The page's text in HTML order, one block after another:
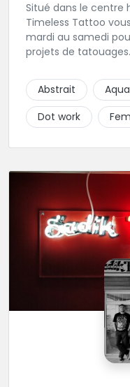
Situé dans le centre
Timeless Tattoo
mardi au samedi
projets de
sans failles.
old school, mais
réalisation de pièces
Japonais, Graphique,
Abstrait
Dot work